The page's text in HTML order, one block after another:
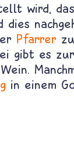
wird,
dies
Pfarrer
gibt es zur
in einem